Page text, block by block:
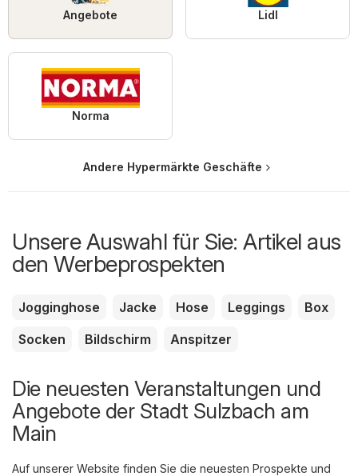
Angebote Lidl
Norma
Andere Hypermärkte Geschäfte
Unsere Auswahl für Sie: Artikel aus
den Werbeprospekten
Jogginghose Jacke Hose Leggings
Box
Socken
Bildschirm Anspitzer
Die neuesten Veranstaltungen und
Angebote der Stadt Sulzbach am
Main
Auf unserer Website finden Sie die neuesten Prospekte und